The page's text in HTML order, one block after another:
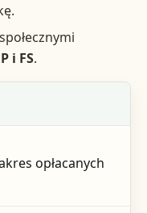
i FS.
opłacanych